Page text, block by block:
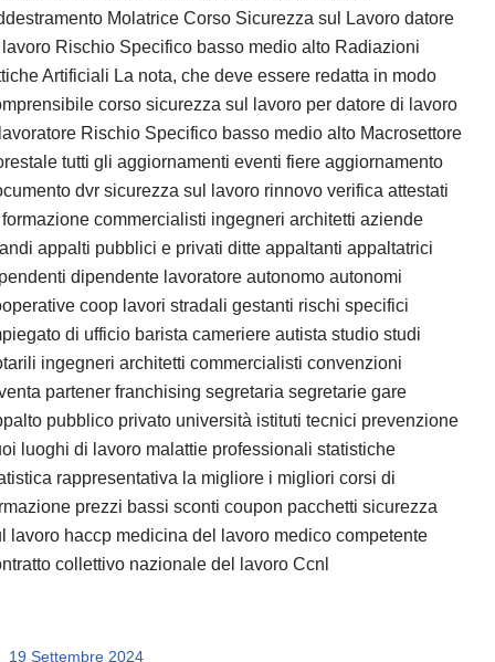
Molatrice Corso Sicurezza sul Lavoro datore
Rischio Specifico basso medio alto Radiazioni
Artificiali La nota, che deve essere redatta in modo
corso sicurezza sul lavoro per datore di lavoro
Rischio Specifico basso medio alto Macrosettore
tutti gli aggiornamenti eventi fiere aggiornamento
dvr sicurezza sul lavoro rinnovo verifica attestati
commercialisti ingegneri architetti aziende
appalti pubblici e privati ditte appaltanti appaltatrici
dipendente lavoratore autonomo autonomi
coop lavori stradali gestanti rischi specifici
di ufficio barista cameriere autista studio studi
ingegneri architetti commercialisti convenzioni
partener franchising segretaria segretarie gare
pubblico privato università istituti tecnici prevenzione
luoghi di lavoro malattie professionali statistiche
rappresentativa la migliore i migliori corsi di
prezzi bassi sconti coupon pacchetti sicurezza
lavoro haccp medicina del lavoro medico competente
collettivo nazionale del lavoro Ccnl
19 Settembre 2024